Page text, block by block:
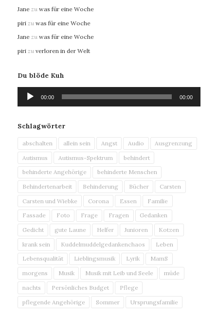
Jane zu was für eine Woche
piri zu was für eine Woche
Jane zu was für eine Woche
piri zu verloren in der Welt
Du blöde Kuh
Audio-
Player
00:00 00:00
Schlagwörter
abschalten allein sein Angst Audio
Ausgrenzung
Autismus
Autismus-Spektrum
behindert
behinderte Angehörige
behinderte Menschen
Behindertenarbeit
Behinderung Bücher
Carsten
Carsten und Wiebke
Corona Essen
Familie
Fassade
Foto Frage Fragen
Gedanken
Gedicht
gute Laune Helfer Junioren
Kotzen
krank sein
Kuddelmuddelgedankenchaos
Leben
Lebensqualität
Lieblingsmusik Lyrik
MamS
morgens
Musik Musik mit Leib und Seele
müde
nachts
Persönliches Budget
Pflege
pflegende Angehörige
Sommer Ursprungsfamilie